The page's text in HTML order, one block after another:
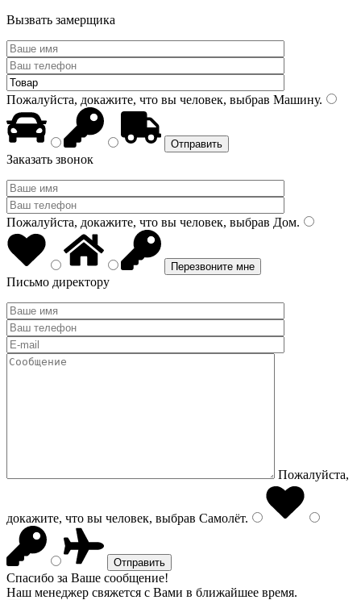
Вызвать замерщика
Пожалуйста, докажите, что вы человек, выбрав Машину.
Заказать звонок
Пожалуйста, докажите, что вы человек, выбрав Дом.
Письмо директору
Пожалуйста,
докажите, что вы человек, выбрав Самолёт.
Спасибо за Ваше сообщение!
Наш менеджер свяжется с Вами в ближайшее время.